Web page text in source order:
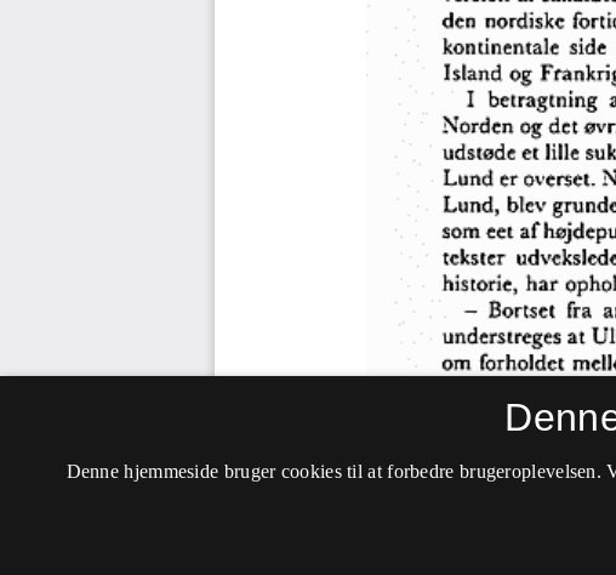
Denne hjemmeside bruger cookies til at forbedre